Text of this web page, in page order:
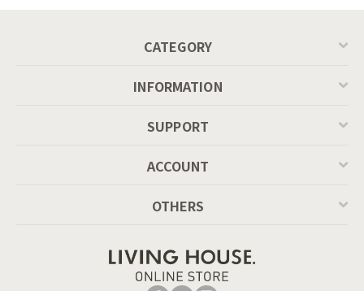
プレートの上にボウルを重ねれば、テーブルセットに立体感が
CATEGORY
INFORMATION
SUPPORT
ACCOUNT
OTHERS